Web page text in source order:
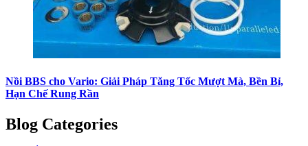
Nồi BBS cho Vario: Giải Pháp Tăng Tốc Mượt Mà, Bền Bỉ,
Hạn Chế Rung Rần
Blog Categories